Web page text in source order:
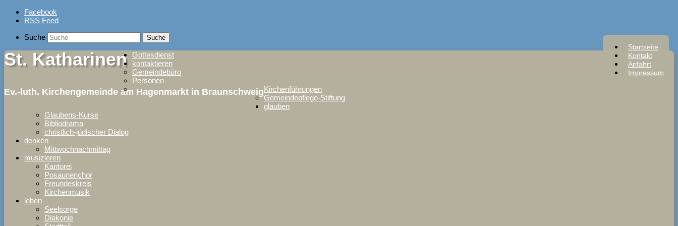
Skip
Facebook
RSS Feed
Startseite
Kontakt
Anfahrt
Impressum
Suche
St. Katharinen
Ev.-luth. Kirchengemeinde am Hagenmarkt in Braunschweig
Gottesdienst
kontaktieren
Gemeindebüro
Personen
Kirchenführungen
Gemeindepflege-Stiftung
glauben
Glaubens-Kurse
Bibliodrama
christlich-jüdischer Dialog
denken
Mittwochnachmittag
musizieren
Kantorei
Posaunenchor
Freundeskreis
Kirchenmusik
leben
Seelsorge
Diakonie